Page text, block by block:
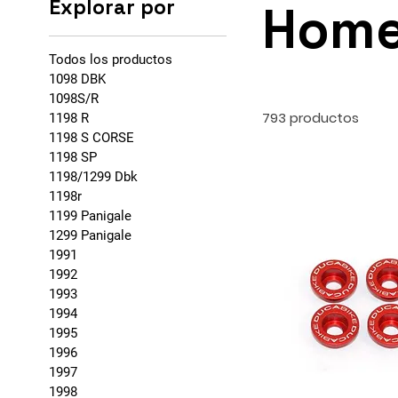
Explorar por
Todos los productos
1098 DBK
1098S/R
1198 R
1198 S CORSE
1198 SP
1198/1299 Dbk
1198r
1199 Panigale
1299 Panigale
1991
1992
1993
1994
1995
1996
1997
1998
793 productos